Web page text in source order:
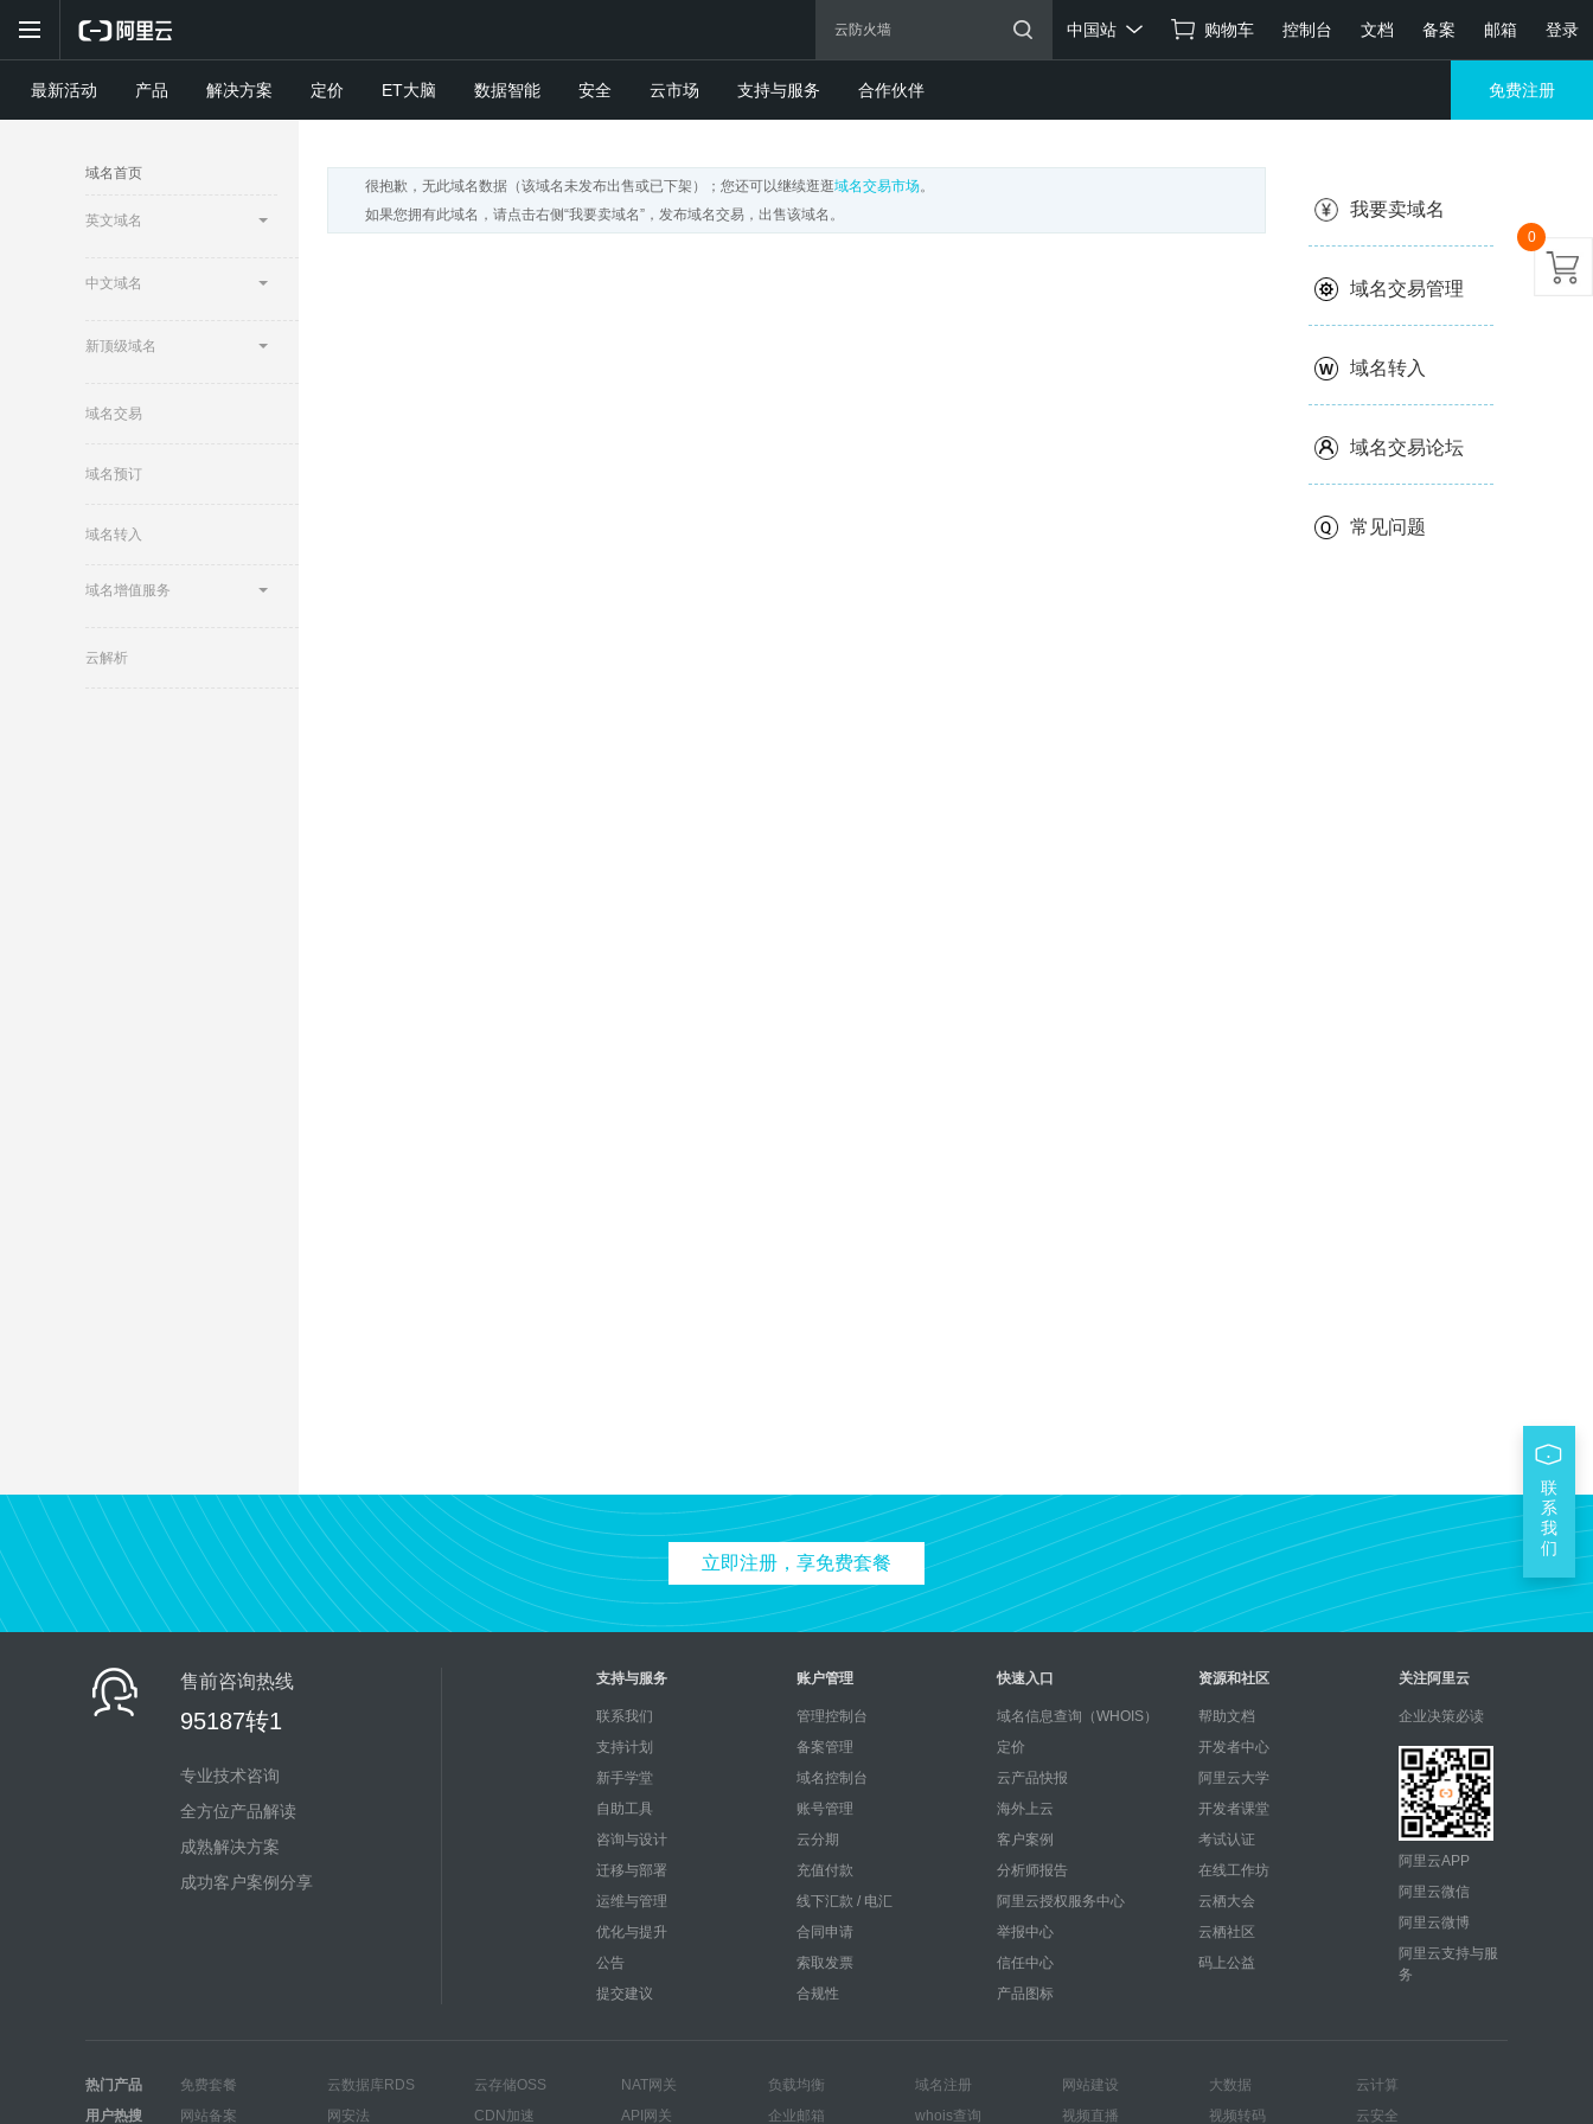
购物车 控制台 文档 备案 邮箱 登录
中国站
最新活动 产品 解决方案 定价 ET大脑 数据智能 安全 云市场 支持与服务 合作伙伴 免费注册
域名首页
英文域名
中文域名
新顶级域名
域名交易
域名预订
域名转入
域名增值服务
云解析
很抱歉，无此域名数据（该域名未发布出售或已下架）；您还可以继续逛逛域名交易市场。
如果您拥有此域名，请点击右侧“我要卖域名”，发布域名交易，出售该域名。
我要卖域名
域名交易管理
域名转入
域名交易论坛
常见问题
立即注册，享免费套餐
售前咨询热线
95187转1
专业技术咨询
全方位产品解读
成熟解决方案
成功客户案例分享
支持与服务
联系我们
支持计划
新手学堂
自助工具
咨询与设计
迁移与部署
运维与管理
优化与提升
公告
提交建议
账户管理
管理控制台
备案管理
域名控制台
账号管理
云分期
充值付款
线下汇款 / 电汇
合同申请
索取发票
合规性
快速入口
域名信息查询（WHOIS）
定价
云产品快报
海外上云
客户案例
分析师报告
阿里云授权服务中心
举报中心
信任中心
产品图标
资源和社区
帮助文档
开发者中心
阿里云大学
开发者课堂
考试认证
在线工作坊
云栖大会
云栖社区
码上公益
关注阿里云
企业决策必读
阿里云APP
阿里云微信
阿里云微博
阿里云支持与服
务
热门产品 免费套餐 云数据库RDS 云存储OSS NAT网关 负载均衡 域名注册 网站建设 大数据
云计算
用户热搜
网站备案 网安法 CDN加速 API网关 企业邮箱 whois查询 视频直播 视频转码 云安全
联
系
我
们
0